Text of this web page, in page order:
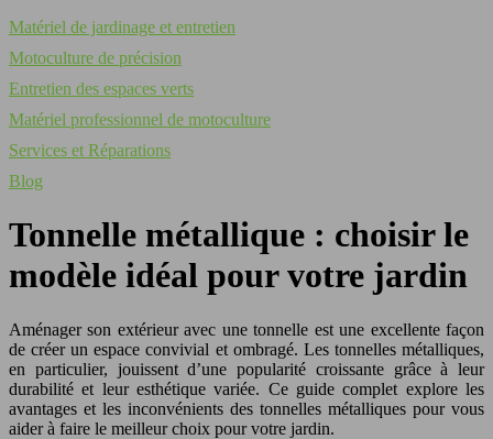
Matériel de jardinage et entretien
Motoculture de précision
Entretien des espaces verts
Matériel professionnel de motoculture
Services et Réparations
Blog
Tonnelle métallique : choisir le
modèle idéal pour votre jardin
Aménager son extérieur avec une tonnelle est une excellente façon
de créer un espace convivial et ombragé. Les tonnelles métalliques,
en particulier, jouissent d’une popularité croissante grâce à leur
durabilité et leur esthétique variée. Ce guide complet explore les
avantages et les inconvénients des tonnelles métalliques pour vous
aider à faire le meilleur choix pour votre jardin.